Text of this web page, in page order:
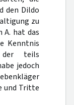
den Dildo
zu
A. hat das
Kenntnis
der teils
jedoch
und Tritte